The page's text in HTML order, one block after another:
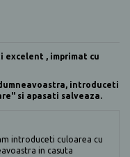
excelent , imprimat cu
introduceti
si apasati salveaza.
introduceti culoarea cu
in casuta